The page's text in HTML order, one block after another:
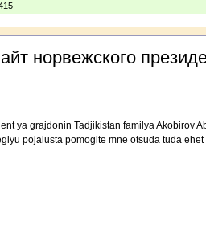
норвежского
ya grajdonin Tadjikistan familya Akobirov
pojalusta pomogite mne otsuda tuda ehet